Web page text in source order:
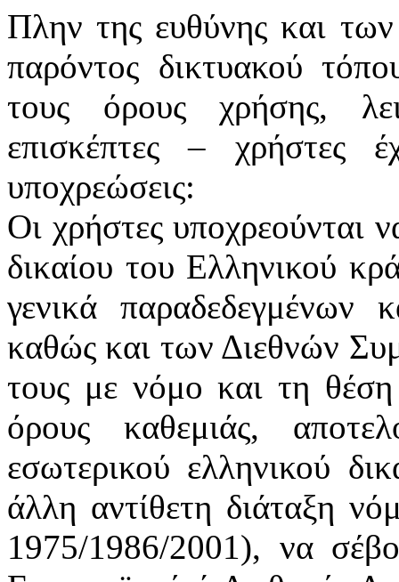
Πλην της ευθύνης και
παρόντος δικτυακού
τους όρους χρήσης,
επισκέπτες – χρήστες
υποχρεώσεις:
Οι χρήστες υποχρεούνται
δικαίου του Ελληνικού
γενικά παραδεδεγμένων
καθώς και των Διεθνών
τους με νόμο και τη
όρους καθεμιάς,
εσωτερικού ελληνικού
άλλη αντίθετη διάταξη
1975/1986/2001), να